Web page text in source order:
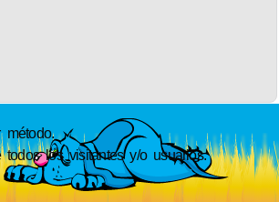
los visitantes y/o usuarios.